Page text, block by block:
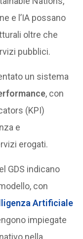
e l’IA possano
oltre che
pubblici.
un sistema
, con
(KPI)
e
erogati.
GDS indicano
con
Artificiale
impiegate
nella